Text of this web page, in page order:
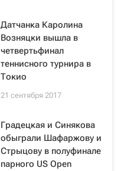
Датчанка Каролина
Возняцки вышла в
четвертьфинал
теннисного турнира в
Токио
21 сентября 2017
Градецкая и Синякова
обыграли Шафаржову и
Стрыцову в полуфинале
парного US Open